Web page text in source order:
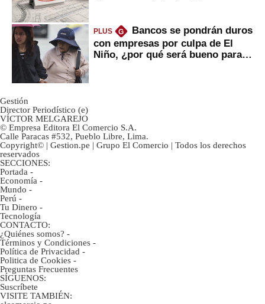
PLUS G
Bancos se pondrán duros
con empresas por culpa de El
Niño, ¿por qué será bueno para
Gestión
Director Periodístico (e)
VÍCTOR MELGAREJO
© Empresa Editora El Comercio S.A.
Calle Paracas #532, Pueblo Libre, Lima.
Copyright© | Gestion.pe | Grupo El Comercio | Todos los derechos
reservados
SECCIONES:
Portada -
Economía -
Mundo -
Perú -
Tu Dinero -
Tecnología
CONTACTO:
¿Quiénes somos? -
Términos y Condiciones -
Política de Privacidad -
Politica de Cookies -
Preguntas Frecuentes
SÍGUENOS:
Suscríbete
VISITE TAMBIÉN: